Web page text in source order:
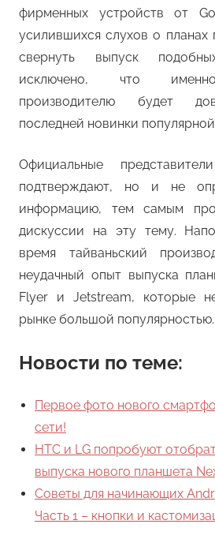
фирменных устройств от
усилившихся слухов о планах
свернуть выпуск
исключено, что
производителю будет
последней новинки
Официальные
подтверждают, но и не
информацию, тем самым
дискуссии на эту тему.
время тайваньский
неудачный опыт выпуска
Flyer и Jetstream, которые
рынке большой популярностью.
Новости по теме:
Первое фото нового
сети!
HTC и LG попробуют
выпуска нового планшета
Cоветы для начинающих
Часть 1 – кнопки и